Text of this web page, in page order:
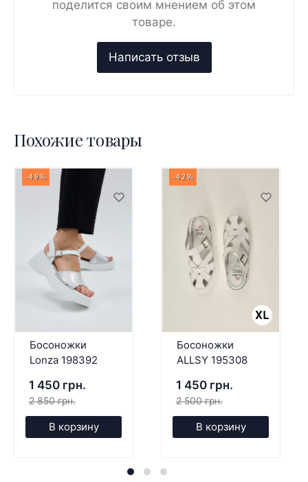
поделится своим мнением об этом
товаре.
Похожие товары
-49%
Босоножки
Lonza 198392
1 450 грн.
2 850 грн.
В корзину
-42%
Босоножки
ALLSY 195308
1 450 грн.
2 500 грн.
В корзину